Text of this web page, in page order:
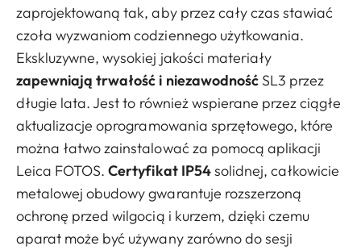
zaprojektowaną tak, aby przez cały czas stawiać
czoła wyzwaniom codziennego użytkowania.
Ekskluzywne, wysokiej jakości materiały
zapewniają trwałość i niezawodnośćSL3 przez
długie lata. Jest to również wspierane przez ciągłe
aktualizacje oprogramowania sprzętowego, które
można łatwo zainstalować za pomocą aplikacji
Leica FOTOS.Certyfikat IP54solidnej, całkowicie
metalowej obudowy gwarantuje rozszerzoną
ochronę przed wilgocią i kurzem, dzięki czemu
aparat może być używany zarówno do sesji